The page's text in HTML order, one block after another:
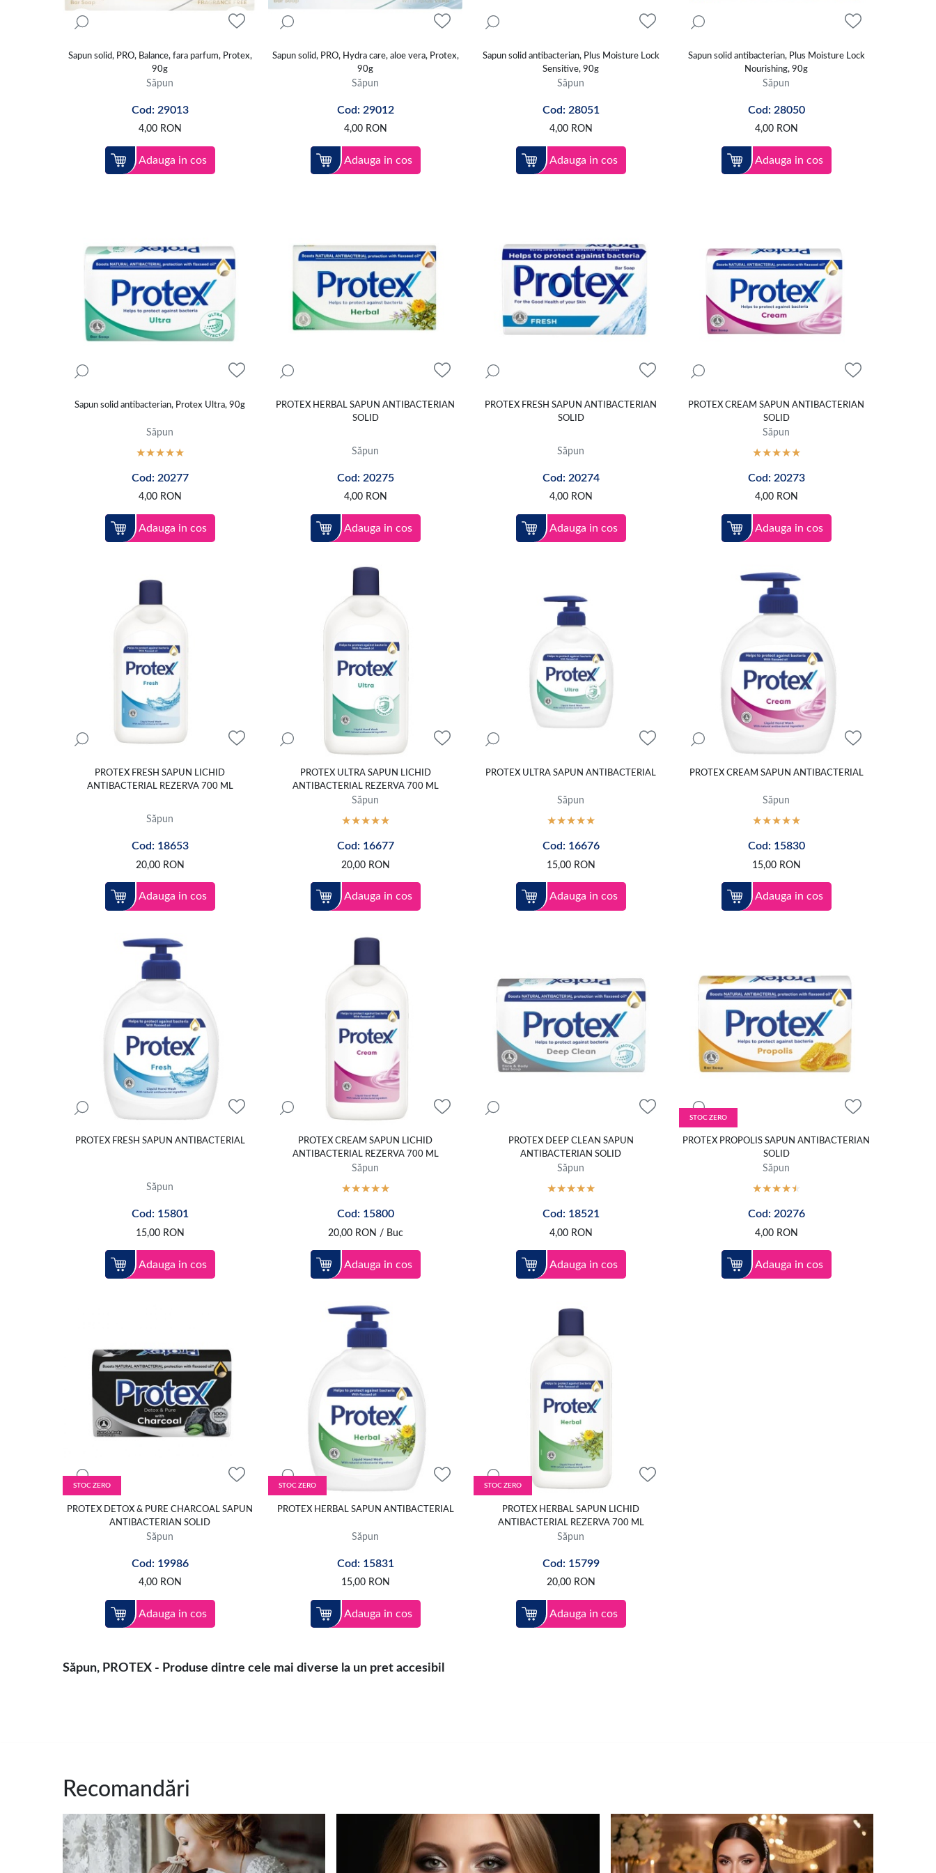
Sapun solid, PRO, Balance, fara parfum, Protex,
90g
Săpun
Cod: 29013
4,00 RON
Adauga in cos
Sapun solid, PRO, Hydra care, aloe vera, Protex,
90g
Săpun
Cod: 29012
4,00 RON
Adauga in cos
Sapun solid antibacterian, Plus Moisture Lock
Sensitive, 90g
Săpun
Cod: 28051
4,00 RON
Adauga in cos
Sapun solid antibacterian, Plus Moisture Lock
Nourishing, 90g
Săpun
Cod: 28050
4,00 RON
Adauga in cos
Sapun solid antibacterian, Protex Ultra, 90g
Săpun
Cod: 20277
4,00 RON
Adauga in cos
PROTEX HERBAL SAPUN ANTIBACTERIAN
SOLID
Săpun
Cod: 20275
4,00 RON
Adauga in cos
PROTEX FRESH SAPUN ANTIBACTERIAN
SOLID
Săpun
Cod: 20274
4,00 RON
Adauga in cos
PROTEX CREAM SAPUN ANTIBACTERIAN
SOLID
Săpun
Cod: 20273
4,00 RON
Adauga in cos
PROTEX FRESH SAPUN LICHID
ANTIBACTERIAL REZERVA 700 ML
Săpun
Cod: 18653
20,00 RON
Adauga in cos
PROTEX ULTRA SAPUN LICHID
ANTIBACTERIAL REZERVA 700 ML
Săpun
Cod: 16677
20,00 RON
Adauga in cos
PROTEX ULTRA SAPUN ANTIBACTERIAL
Săpun
Cod: 16676
15,00 RON
Adauga in cos
PROTEX CREAM SAPUN ANTIBACTERIAL
Săpun
Cod: 15830
15,00 RON
Adauga in cos
PROTEX FRESH SAPUN ANTIBACTERIAL
Săpun
Cod: 15801
15,00 RON
Adauga in cos
PROTEX CREAM SAPUN LICHID
ANTIBACTERIAL REZERVA 700 ML
Săpun
Cod: 15800
20,00 RON / Buc
Adauga in cos
PROTEX DEEP CLEAN SAPUN
ANTIBACTERIAN SOLID
Săpun
Cod: 18521
4,00 RON
Adauga in cos
STOC ZERO
PROTEX PROPOLIS SAPUN ANTIBACTERIAN
SOLID
Săpun
Cod: 20276
4,00 RON
Adauga in cos
STOC ZERO
PROTEX DETOX & PURE CHARCOAL SAPUN
ANTIBACTERIAN SOLID
Săpun
Cod: 19986
4,00 RON
Adauga in cos
STOC ZERO
PROTEX HERBAL SAPUN ANTIBACTERIAL
Săpun
Cod: 15831
15,00 RON
Adauga in cos
STOC ZERO
PROTEX HERBAL SAPUN LICHID
ANTIBACTERIAL REZERVA 700 ML
Săpun
Cod: 15799
20,00 RON
Adauga in cos
Săpun, PROTEX - Produse dintre cele mai diverse la un pret accesibil
Recomandări